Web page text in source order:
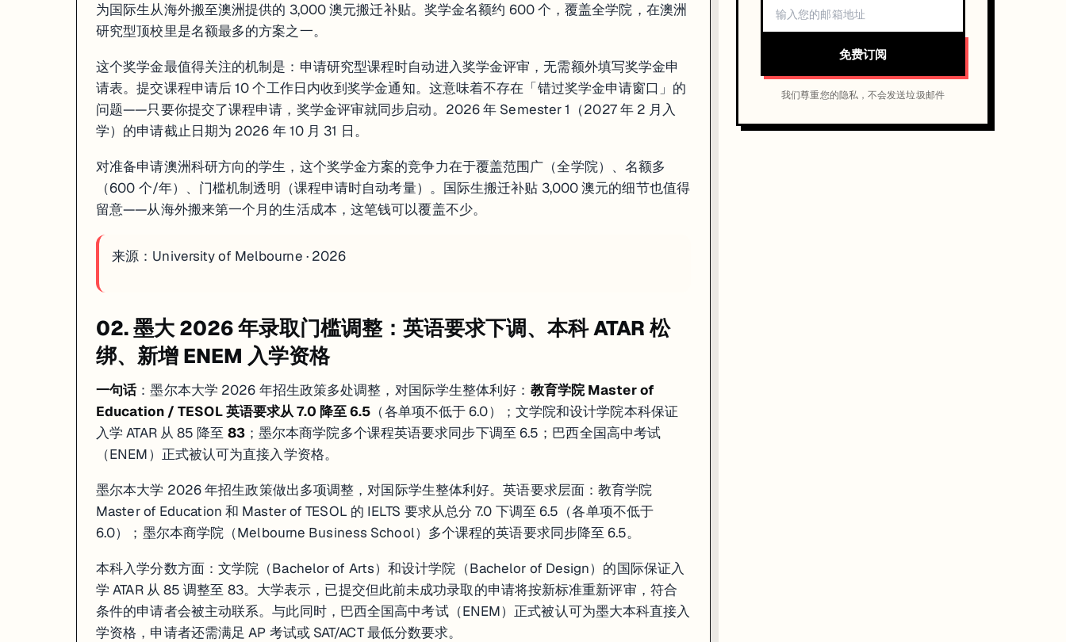
为国际生从海外搬至澳洲提供的 3,000 澳元搬迁补贴。奖学金名额约 600 个，覆盖全学院，在澳洲
研究型顶校里是名额最多的方案之一。
这个奖学金最值得关注的机制是：申请研究型课程时自动进入奖学金评审，无需额外填写奖学金申
请表。提交课程申请后 10 个工作日内收到奖学金通知。这意味着不存在「错过奖学金申请窗口」的
问题——只要你提交了课程申请，奖学金评审就同步启动。2026 年 Semester 1（2027 年 2 月入
学）的申请截止日期为 2026 年 10 月 31 日。
对准备申请澳洲科研方向的学生，这个奖学金方案的竞争力在于覆盖范围广（全学院）、名额多
（600 个/年）、门槛机制透明（课程申请时自动考量）。国际生搬迁补贴 3,000 澳元的细节也值得
留意——从海外搬来第一个月的生活成本，这笔钱可以覆盖不少。
来源： University of Melbourne · 2026
02. 墨大 2026 年录取门槛调整：英语要求下调、本科 ATAR 松
绑、新增 ENEM 入学资格
一句话：墨尔本大学 2026 年招生政策多处调整，对国际学生整体利好： 教育学院 Master of
Education / TESOL 英语要求从 7.0 降至 6.5 （各单项不低于 6.0）；文学院和设计学院本科保证
入学 ATAR 从 85 降至 83；墨尔本商学院多个课程英语要求同步下调至 6.5；巴西全国高中考试
（ENEM）正式被认可为直接入学资格。
墨尔本大学 2026 年招生政策做出多项调整，对国际学生整体利好。英语要求层面：教育学院
Master of Education 和 Master of TESOL 的 IELTS 要求从总分 7.0 下调至 6.5（各单项不低于
6.0）；墨尔本商学院（Melbourne Business School）多个课程的英语要求同步降至 6.5。
本科入学分数方面：文学院（Bachelor of Arts）和设计学院（Bachelor of Design）的国际保证入
学 ATAR 从 85 调整至 83。大学表示，已提交但此前未成功录取的申请将按新标准重新评审，符合
条件的申请者会被主动联系。与此同时，巴西全国高中考试（ENEM）正式被认可为墨大本科直接入
学资格，申请者还需满足 AP 考试或 SAT/ACT 最低分数要求。
免费订阅
我们尊重您的隐私，不会发送垃圾邮件